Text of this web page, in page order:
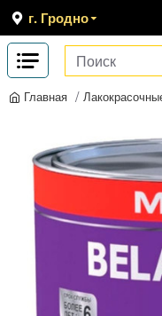
г. Гродно
Главная